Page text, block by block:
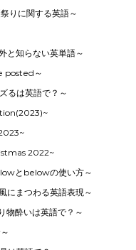
りに関する英語～
と知らない英単語～
posted～
るは英語で？～
2022~
とbelowの使い方～
にまつわる英語表現～
物酔いは英語で？～